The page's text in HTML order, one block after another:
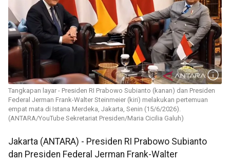
Tangkapan layar - Presiden RI Prabowo Subianto (kanan) dan Presiden
Federal Jerman Frank-Walter Steinmeier (kiri) melakukan pertemuan
empat mata di Istana Merdeka, Jakarta, Senin (15/6/2026).
(ANTARA/YouTube Sekretariat Presiden/Maria Cicilia Galuh)
Jakarta (ANTARA) - Presiden RI Prabowo Subianto
dan Presiden Federal Jerman Frank-Walter